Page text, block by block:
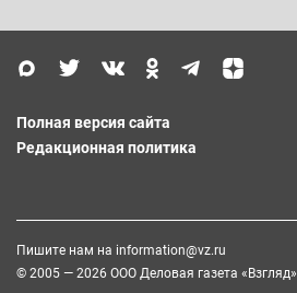
Полная версия сайта
Редакционная политика
Пишите нам на information@vz.ru
© 2005 — 2026 ООО Деловая газета «Взгляд»